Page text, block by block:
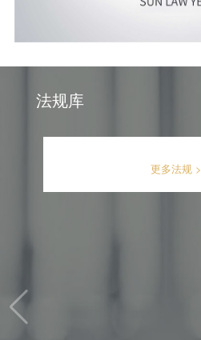
法规库
更多法规